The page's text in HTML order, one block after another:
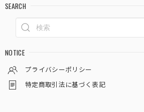
SEARCH
NOTICE
プライバシーポリシー
特定商取引法に基づく表記